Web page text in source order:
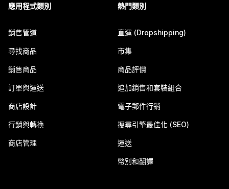
應用程式類別
銷售管道
尋找商品
銷售商品
訂單與運送
商店設計
行銷與轉換
商店管理
熱門類別
直運 (Dropshipping)
市集
商品評價
追加銷售和套裝組合
電子郵件行銷
搜尋引擎最佳化 (SEO)
運送
幣別和翻譯